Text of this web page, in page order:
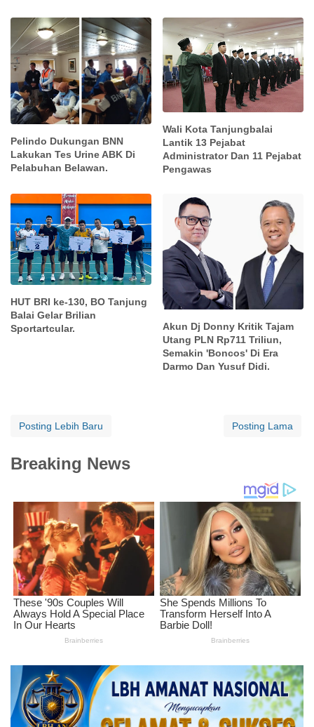
Pelindo Dukungan BNN
Lakukan Tes Urine ABK Di
Pelabuhan Belawan.
Wali Kota Tanjungbalai
Lantik 13 Pejabat
Administrator Dan 11 Pejabat
Pengawas
HUT BRI ke-130, BO Tanjung
Balai Gelar Brilian
Sportartcular.
Akun Dj Donny Kritik Tajam
Utang PLN Rp711 Triliun,
Semakin 'Boncos' Di Era
Darmo Dan Yusuf Didi.
Posting Lebih Baru Posting Lama
Breaking News